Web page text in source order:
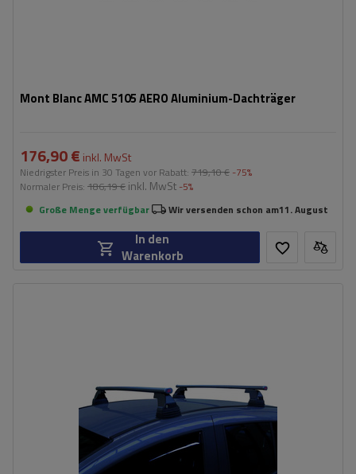
Mont Blanc AMC 5105 AERO Aluminium-Dachträger
176,90 € inkl. MwSt
Niedrigster Preis in 30 Tagen vor Rabatt: 719,10 € -75%
Normaler Preis: 186,19 € inkl. MwSt -5%
Große Menge verfügbar
Wir versenden schon am11. August
In den
Warenkorb